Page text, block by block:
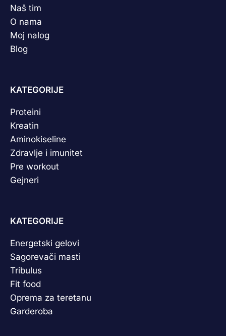
Naš tim
O nama
Moj nalog
Blog
KATEGORIJE
Proteini
Kreatin
Aminokiseline
Zdravlje i imunitet
Pre workout
Gejneri
KATEGORIJE
Energetski gelovi
Sagorevači masti
Tribulus
Fit food
Oprema za teretanu
Garderoba